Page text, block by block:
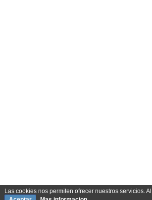
Las cookies nos permiten ofrecer nuestros servicios.